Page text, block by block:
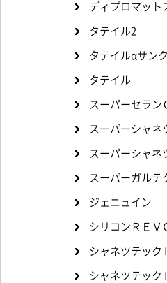
ディプロマット
タテイル2
タテイルαサン
タテイル
スーパーセラン
スーパーシャネ
スーパーシャネ
スーパーガルテ
ジェニュイン
シリコンＲＥＶ
シャネツテック
シャネツテック